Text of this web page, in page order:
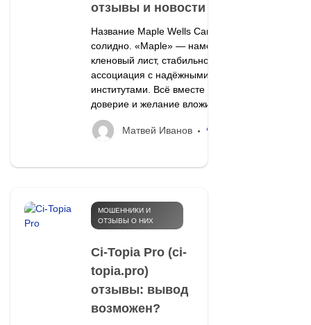
отзывы и новости
Название Maple Wells Canada звучит
солидно. «Maple» — намёк на Канаду,
кленовый лист, стабильность. «Wells» —
ассоциация с надёжными финансовыми
институтами. Всё вместе должно вызывать
доверие и желание вложить деньги.
Матвей Иванов
МОШЕННИКИ И
ОТЗЫВЫ О НИХ
Ci-Topia Pro (ci-
topia.pro)
отзывы: вывод
возможен?